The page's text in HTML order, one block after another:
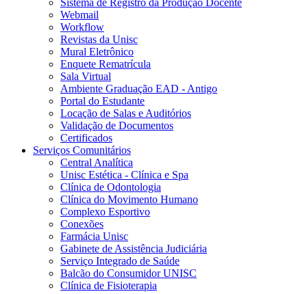
Sistema de Registro da Produção Docente
Webmail
Workflow
Revistas da Unisc
Mural Eletrônico
Enquete Rematrícula
Sala Virtual
Ambiente Graduação EAD - Antigo
Portal do Estudante
Locação de Salas e Auditórios
Validação de Documentos
Certificados
Serviços Comunitários
Central Analítica
Unisc Estética - Clínica e Spa
Clínica de Odontologia
Clínica do Movimento Humano
Complexo Esportivo
Conexões
Farmácia Unisc
Gabinete de Assistência Judiciária
Serviço Integrado de Saúde
Balcão do Consumidor UNISC
Clínica de Fisioterapia